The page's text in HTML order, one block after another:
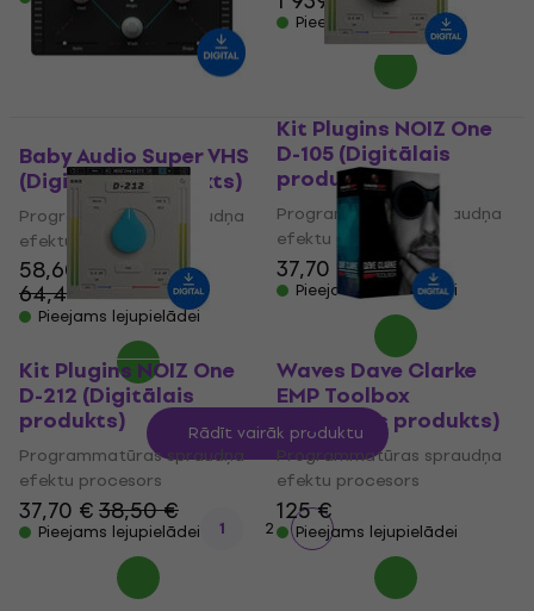
Pieejams lejupielādei
Baby Audio Super VHS
(Digitālais produkts)
Programmatūras spraudņa
efektu procesors
58,60 €
64,40 €
- 9 %
Pieejams lejupielādei
Kit Plugins NOIZ One
D-105 (Digitālais
produkts)
Programmatūras spraudņa
efektu procesors
37,70 €38,50 €
Pieejams lejupielādei
Kit Plugins NOIZ One
D-212 (Digitālais
produkts)
Programmatūras spraudņa
efektu procesors
37,70 €38,50 €
Pieejams lejupielādei
Waves Dave Clarke
EMP Toolbox
(Digitālais produkts)
Programmatūras spraudņa
efektu procesors
125 €
Pieejams lejupielādei
Rādīt vairāk produktu
1 2